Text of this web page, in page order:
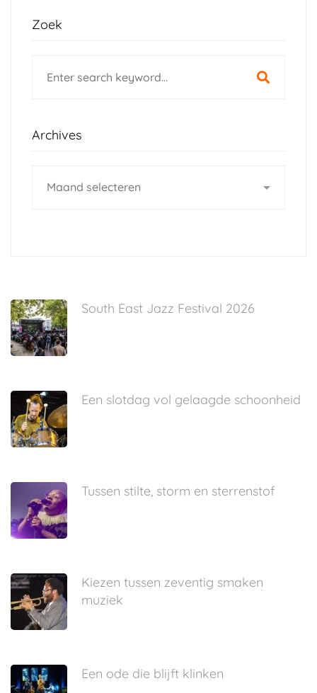
Zoek
for:
Archives
South East Jazz Festival 2026
Een slotdag vol gelaagde schoonheid
Tussen stilte, storm en sterrenstof
Kiezen tussen zeventig smaken
muziek
Een ode die blijft klinken